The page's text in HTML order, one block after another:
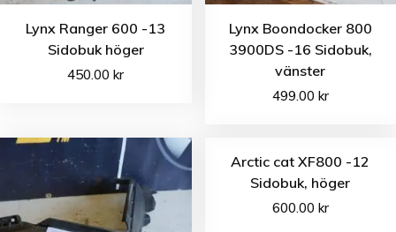
Lynx Ranger 600 -13
Sidobuk höger
450.00kr
Lynx Boondocker 800
3900DS -16 Sidobuk,
vänster
499.00 kr
Arctic cat XF800 -12
Sidobuk, höger
600.00 kr